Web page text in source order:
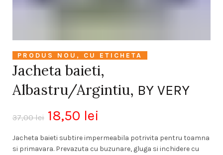
PRODUS NOU, CU ETICHETA
Jacheta baieti,
Albastru/Argintiu, BY VERY
37,00lei 18,50 lei
Jacheta baieti subtire impermeabila potrivita pentru toamna
si primavara. Prevazuta cu buzunare, gluga si inchidere cu